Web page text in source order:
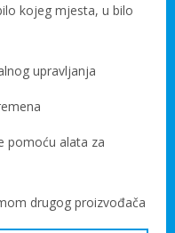
kojeg mjesta, u bilo
upravljanja
pomoću alata za
drugog proizvođača